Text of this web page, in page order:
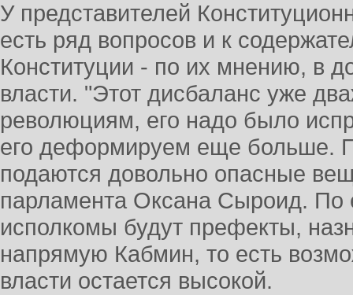
У представителей
есть ряд вопросов и к
Конституции - по их мнению, в
власти. "Этот дисбаланс уже
революциям, его надо было
его деформируем еще больше.
подаются довольно опасные
парламента Оксана Сыроид. По
исполкомы будут префекты,
напрямую Кабмин, то есть
власти остается высокой.